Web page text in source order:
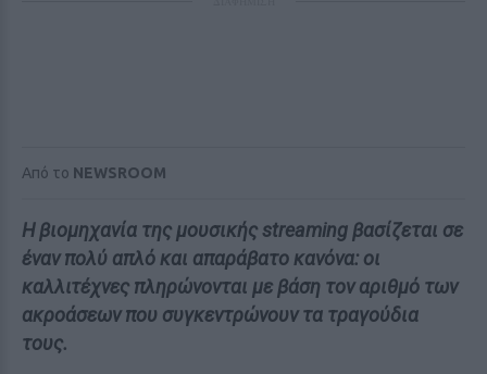
Από το NEWSROOM
Η βιομηχανία της μουσικής streaming βασίζεται σε
έναν πολύ απλό και απαράβατο κανόνα: οι
καλλιτέχνες πληρώνονται με βάση τον αριθμό των
ακροάσεων που συγκεντρώνουν τα τραγούδια
τους.